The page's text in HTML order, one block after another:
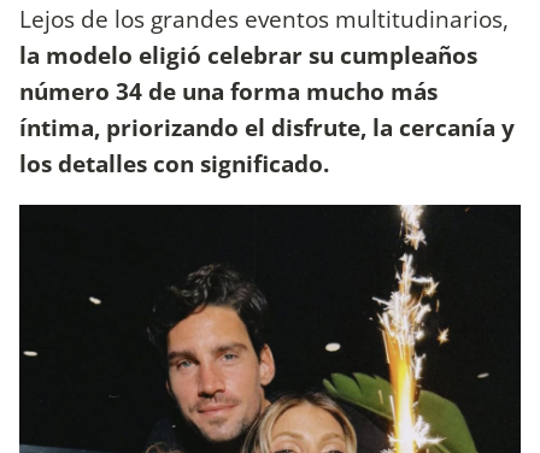
Lejos de los grandes eventos multitudinarios,
la modelo eligió celebrar su cumpleaños
número 34 de una forma mucho más
íntima, priorizando el disfrute, la cercanía y
los detalles con significado.